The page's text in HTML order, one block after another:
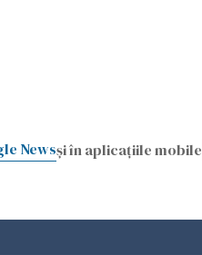
Newsși în aplicațiile mobile